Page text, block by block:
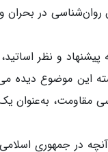
در
و نظر
این موضوع دیده
مقاومت،
در جمهوری